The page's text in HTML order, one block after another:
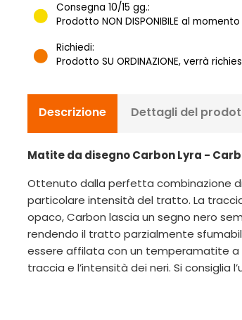
Consegna 10/15 gg.:
Prodotto NON DISPONIBILE al
Richiedi:
Prodotto SU ORDINAZIONE, verrà
Descrizione Dettagli del
Matite da disegno Carbon Lyra -
Ottenuto dalla perfetta combinazione
particolare intensità del tratto. La
opaco, Carbon lascia un segno nero
rendendo il tratto parzialmente
essere affilata con un temperamatite a
traccia e l’intensità dei neri. Si